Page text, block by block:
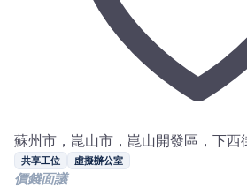
蘇州市，崑山市，崑山開發區，下西
共享工位 虛擬辦公室
價錢面議